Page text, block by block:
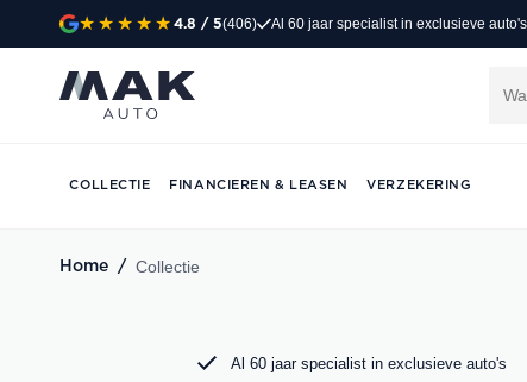
4.8 / 5(406) Al 60 jaar specialist in exclusieve auto's
COLLECTIE FINANCIEREN & LEASEN VERZEKERING
Home / Collectie
Exclusieve
Jong gebruikt, grondig gecontroleerd en klaar
Al 60 jaar specialist in exclusieve auto's